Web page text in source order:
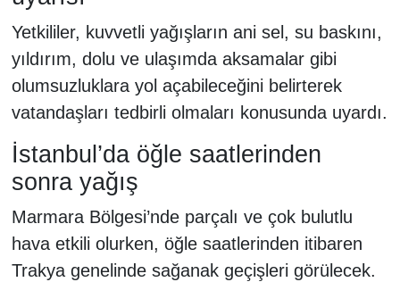
Yetkililer, kuvvetli yağışların ani sel, su baskını,
yıldırım, dolu ve ulaşımda aksamalar gibi
olumsuzluklara yol açabileceğini belirterek
vatandaşları tedbirli olmaları konusunda uyardı.
İstanbul’da öğle saatlerinden
sonra yağış
Marmara Bölgesi’nde parçalı ve çok bulutlu
hava etkili olurken, öğle saatlerinden itibaren
Trakya genelinde sağanak geçişleri görülecek.